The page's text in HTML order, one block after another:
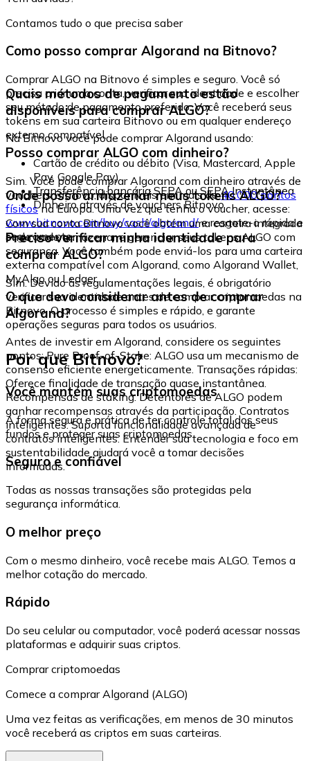
Contamos tudo o que precisa saber
Como posso comprar Algorand na Bitnovo?
Comprar ALGO na Bitnovo é simples e seguro. Você só
precisa criar uma conta, verificar sua identidade e escolher
seu método de pagamento preferido. Você receberá seus
tokens em sua carteira Bitnovo ou em qualquer endereço
externo compatível.
Quais métodos de pagamento estão
disponíveis para comprar ALGO?
Na Bitnovo você pode comprar Algorand usando:
Cartão de crédito ou débito (Visa, Mastercard, Apple
Pay, Google Pay)
Transferência bancária SEPA ou SEPA Instantânea
Dinheiro através de vouchers Bitnovo
Posso comprar ALGO com dinheiro?
Sim. Você pode comprar Algorand com dinheiro através de
vouchers Bitnovo, disponíveis em mais de40.000 pontos
físicosna Europa. Uma vez que tenha o voucher, acesse:
www.bitnovo.com/buy/cash/algorand/e resgate-o rápida e
seguramente.
Onde posso armazenar meus tokens ALGO?
Com sua conta Bitnovo você obtém uma carteira integrada
onde pode armazenar e gerenciar seus tokens ALGO com
segurança. Você também pode enviá-los para uma carteira
externa compatível com Algorand, como Algorand Wallet,
MyAlgo ou Ledger.
Preciso verificar minha identidade para
comprar ALGO?
Sim. Devido às regulamentações legais, é obrigatório
verificar sua identidade antes de comprar criptomoedas na
Bitnovo. O processo é simples e rápido, e garante
operações seguras para todos os usuários.
O que devo considerar antes de comprar
Algorand?
Antes de investir em Algorand, considere os seguintes
pontos: Pure Proof-of-Stake: ALGO usa um mecanismo de
consenso eficiente energeticamente. Transações rápidas:
Oferece finalidade de transação quase instantânea.
Recompensas de staking: Detentores de ALGO podem
ganhar recompensas através da participação. Contratos
inteligentes: Suporta funcionalidade avançada de
contratos inteligentes. Entender sua tecnologia e foco em
sustentabilidade ajudará você a tomar decisões
informadas.
Por que Bitnovo?
Você mantém suas criptomoedas
A forma segura e prática de ter controle total dos seus
fundos e proteger suas criptomoedas.
Seguro e confiável
Todas as nossas transações são protegidas pela
segurança informática.
O melhor preço
Com o mesmo dinheiro, você recebe mais ALGO. Temos a
melhor cotação do mercado.
Rápido
Do seu celular ou computador, você poderá acessar nossas
plataformas e adquirir suas criptos.
Comprar criptomoedas
Comece a comprar Algorand (ALGO)
Uma vez feitas as verificações, em menos de 30 minutos
você receberá as criptos em suas carteiras.